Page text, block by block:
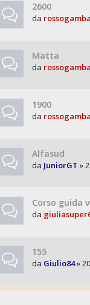
2600
da rossogamba
Matta
da rossogamba
1900
da rossogamba
Alfasud
da JuniorGT »
Corso guida
da
155
da Giulio84»